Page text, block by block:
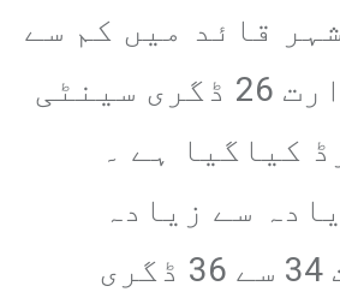
قائد میں کم سے
کم درجہ حرارت 26 ڈگری سینٹی
کیاگیا ہے ۔
سے زیادہ
درجہ حرارت 34 سے 36 ڈگری